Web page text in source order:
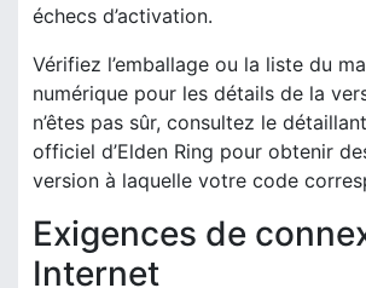
échecs d’activation.
Vérifiez l’emballage ou la liste du
numérique pour les détails de la
n’êtes pas sûr, consultez le
officiel d’Elden Ring pour obtenir
version à laquelle votre code
Exigences de
Internet